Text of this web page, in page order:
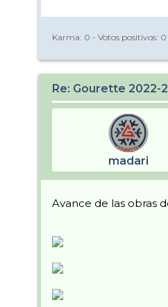
Karma: 0 - Votos positivos: 0
Re: Gourette 2022-
madari
Avance de las obras